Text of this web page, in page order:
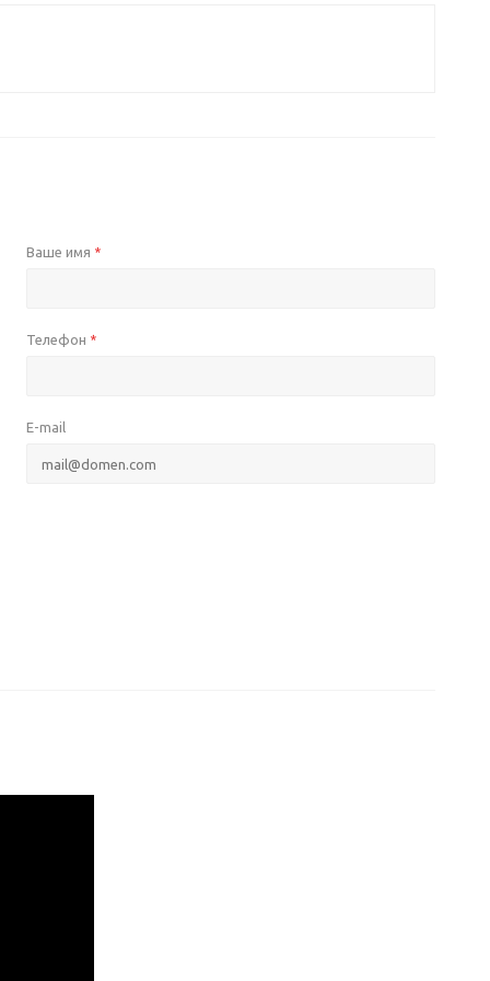
Ваше имя *
Телефон *
E-mail